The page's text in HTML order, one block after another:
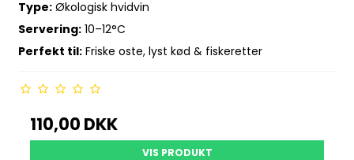
Type: Økologisk hvidvin
Servering: 10–12°C
Perfekt til: Friske oste, lyst kød & fiskeretter
110,00 DKK
VIS PRODUKT